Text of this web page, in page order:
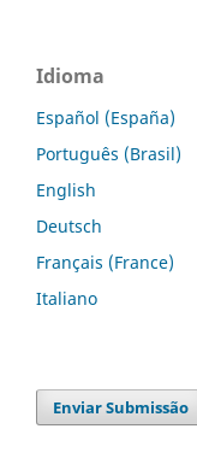
Idioma
Español (España)
Português (Brasil)
English
Deutsch
Français (France)
Italiano
Enviar Submissão